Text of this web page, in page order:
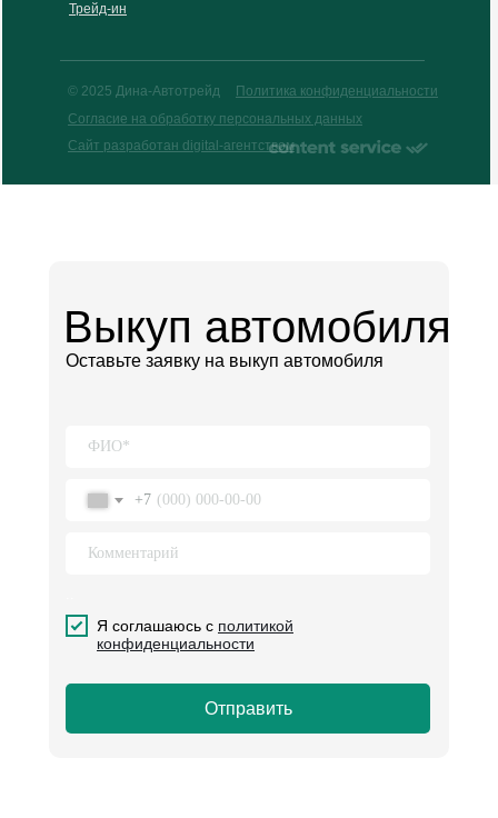
Трейд-ин
© 2025 Дина-Автотрейд
Политика конфиденциальности
Согласие на обработку персональных данных
Сайт разработан digital-агентством
Выкуп автомобиля
Оставьте заявку на выкуп автомобиля
+7
Отправить
Я соглашаюсь с политикой
конфиденциальности